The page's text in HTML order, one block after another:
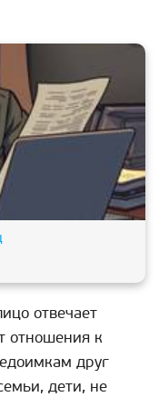
отвечает
отношения к
друг
дети, не